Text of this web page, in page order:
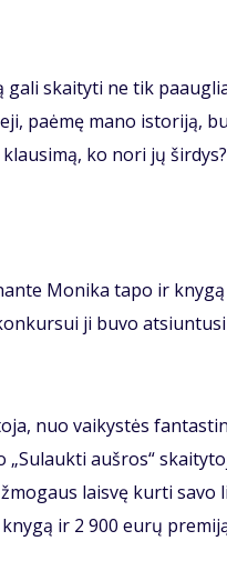
gali skaityti ne tik
paėmę mano istoriją,
ko nori jų
Monika tapo ir
ji buvo
nuo vaikystės
„Sulaukti aušros“
laisvę kurti
ir 2 900 eurų